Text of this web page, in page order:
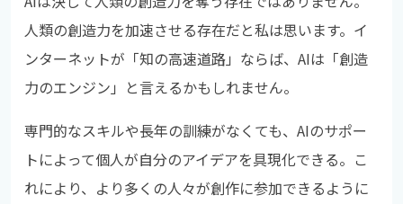
人類の創造力を加速させる存在だと私は思います。イ
ンターネットが「知の高速道路」ならば、AIは「創造
力のエンジン」と言えるかもしれません。
専門的なスキルや長年の訓練がなくても、AIのサポー
トによって個人が自分のアイデアを具現化できる。こ
れにより、より多くの人々が創作に参加できるように